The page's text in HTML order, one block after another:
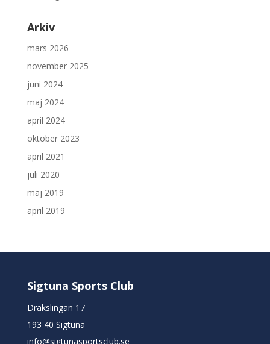
Arkiv
mars 2026
november 2025
juni 2024
maj 2024
april 2024
oktober 2023
april 2021
juli 2020
maj 2019
april 2019
Sigtuna Sports Club
Drakslingan 17
193 40 Sigtuna
info@sigtunasportsclub.se